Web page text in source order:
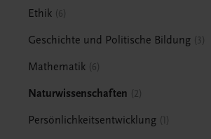
Ethik 6
Geschichte und Politische Bildung 3
Mathematik 6
Naturwissenschaften 2
Persönlichkeitsentwicklung 1